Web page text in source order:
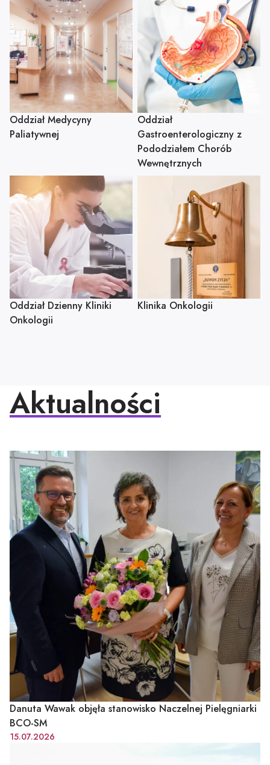
Oddział Medycyny
Paliatywnej
Oddział
Gastroenterologiczny z
Pododziałem Chorób
Wewnętrznych
Oddział Dzienny Kliniki
Onkologii
Klinika Onkologii
Aktualności
Danuta Wawak objęła stanowisko Naczelnej Pielęgniarki
BCO-SM
15.07.2026